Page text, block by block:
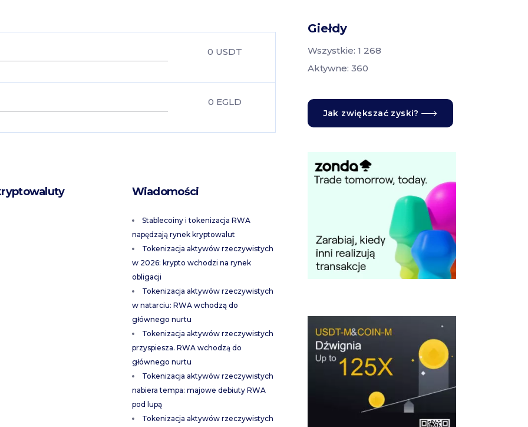
0 USDT
0 EGLD
Wiadomości
Stablecoiny i tokenizacja RWA
napędzają rynek kryptowalut
Tokenizacja aktywów rzeczywistych
w 2026: krypto wchodzi na rynek
obligacji
Tokenizacja aktywów rzeczywistych
w natarciu: RWA wchodzą do
głównego nurtu
Tokenizacja aktywów rzeczywistych
przyspiesza. RWA wchodzą do
głównego nurtu
Tokenizacja aktywów rzeczywistych
nabiera tempa: majowe debiuty RWA
pod lupą
Tokenizacja aktywów rzeczywistych
Giełdy
Wszystkie: 1 268
Aktywne: 360
Jak zwiększać zyski?